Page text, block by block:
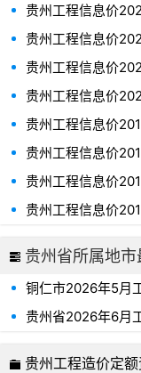
贵州工程信息价
表、贵州省2026年
贵州工程信息价
表、贵州省2024年
贵州工程信息价
表、贵州省2022年
贵州工程信息价
表、贵州省2020年
贵州工程信息价
表、贵州省2018年
贵州工程信息价
表、贵州省2016年
贵州工程信息价
表、贵州省2014年
贵州工程信息价
贵州省所属地
铜仁市2026年5月
贵州省2026年6月
贵州工程造价定